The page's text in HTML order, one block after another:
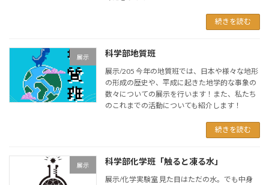
続きを読む
展示 科学部地質班
展示/205 今年の地質班では、日本や様々な地形
の形成の歴史や、平成に起きた地学的な事象の
数々についての展示を行います！また、私たち
のこれまでの活動についても紹介します！
続きを読む
展示 科学部化学班「触ると凍る水」
展示/化学実験室 見た目はただの水。でも中身